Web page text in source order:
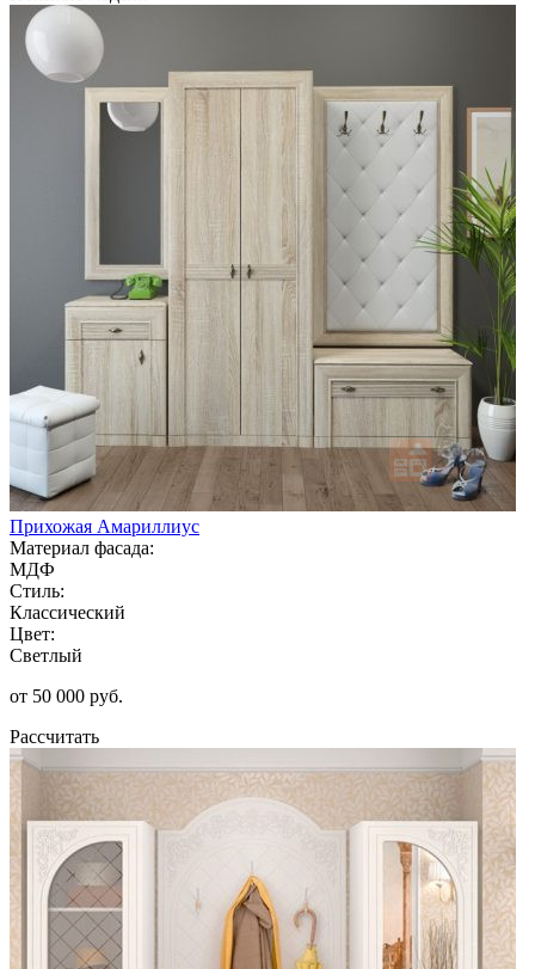
Прихожая Амариллиус
Материал фасада:
МДФ
Стиль:
Классический
Цвет:
Светлый
от 50 000 руб.
Рассчитать